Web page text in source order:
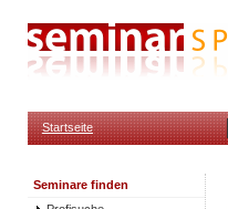
Startseite
Seminare finden